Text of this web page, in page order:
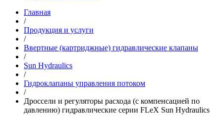
Главная
/
Продукция и услуги
/
Ввертные (картриджные) гидравлические клапаны
/
Sun Hydraulics
/
Гидроклапаны управления потоком
/
Дроссели и регуляторы расхода (с компенсацией по
давлению) гидравлические серии FLeX Sun Hydraulics